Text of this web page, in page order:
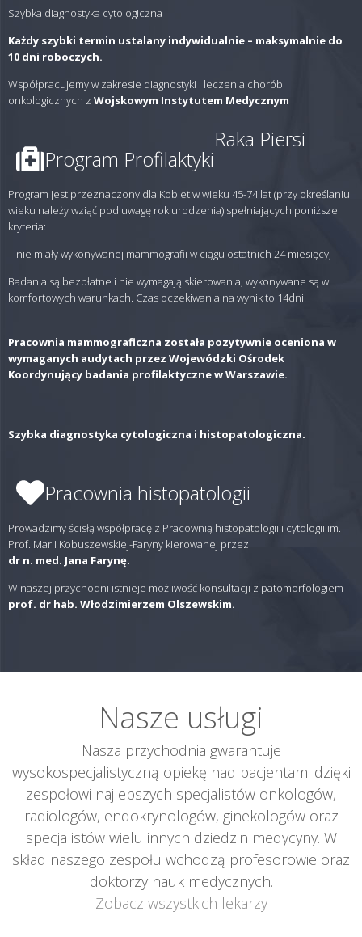
Szybka diagnostyka cytologiczna
Każdy szybki termin ustalany indywidualnie – maksymalnie do
10 dni roboczych.
Współpracujemy w zakresie diagnostyki i leczenia chorób
onkologicznych z Wojskowym Instytutem Medycznym
Program Profilaktyki
Raka Piersi
Program jest przeznaczony dla Kobiet w wieku 45-74 lat (przy określaniu
wieku należy wziąć pod uwagę rok urodzenia) spełniających poniższe
kryteria:
– nie miały wykonywanej mammografii w ciągu ostatnich 24 miesięcy,
Badania są bezpłatne i nie wymagają skierowania, wykonywane są w
komfortowych warunkach. Czas oczekiwania na wynik to 14dni.
Pracownia mammograficzna została pozytywnie oceniona w
wymaganych audytach przez Wojewódzki Ośrodek
Koordynujący badania profilaktyczne w Warszawie.
Szybka diagnostyka cytologiczna i histopatologiczna.
Pracownia histopatologii
Prowadzimy ścisłą współpracę z Pracownią histopatologii i cytologii im.
Prof. Marii Kobuszewskiej-Faryny kierowanej przez
dr n. med. Jana Farynę.
W naszej przychodni istnieje możliwość konsultacji z patomorfologiem
prof. dr hab. Włodzimierzem Olszewskim.
Nasze usługi
Nasza przychodnia gwarantuje
wysokospecjalistyczną opiekę nad pacjentami dzięki
zespołowi najlepszych specjalistów onkologów,
radiologów, endokrynologów, ginekologów oraz
specjalistów wielu innych dziedzin medycyny. W
skład naszego zespołu wchodzą profesorowie oraz
doktorzy nauk medycznych.
Zobacz wszystkich lekarzy